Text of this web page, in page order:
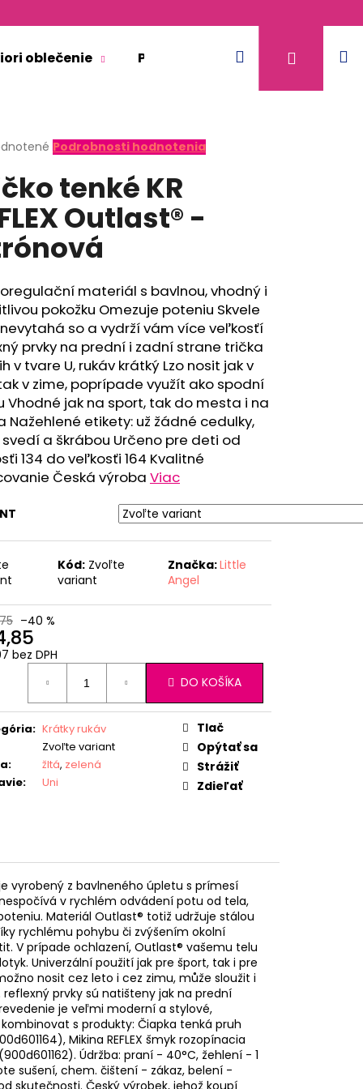
oblečenie Pre dospelých Doplnkový
Hľadať
Podrobnosti hodnotenia
tenké KR
Outlast® -
materiál s bavlnou, vhodný i
pokožku Omezuje poteniu Skvele
so a vydrží vám více veľkosťí
prvky na prední i zadní strane trička
v tvare U, rukáv krátký Lzo nosit jak v
v zime, poprípade využít ako spodní
Vhodné jak na sport, tak do mesta i na
Nažehlené etikety: už žádné cedulky,
a škrábou Určeno pre deti od
134 do veľkosťi 164 Kvalitné
Česká výroba Viac
Kód: Zvoľte
variant
Značka:Little
Angel
–40 %
bez DPH
DO KOŠÍKA
: Krátky rukáv
Zvoľte variant
: žltá, zelená
: Uni
Tlač
Opýtať sa
Strážiť
Zdieľať
vyrobený z bavlneného úpletu s prímesí
v rychlém odvádení potu od tela,
Materiál Outlast® totiž udržuje stálou
rychlému pohybu či zvýšením okolní
V prípade ochlazení, Outlast® vašemu telu
Univerzální použití jak pre šport, tak i pre
nosit cez leto i cez zimu, může sloužit i
prvky sú natišteny jak na prední
je veľmi moderní a stylové,
s produkty: Čiapka tenká pruh
Mikina REFLEX šmyk rozopínacia
Údržba: praní - 40°C, žehlení - 1
sušení, chem. čištení - zákaz, belení -
skutečnosti. Český výrobek, jehož koupí
- BÉŽOVÁ